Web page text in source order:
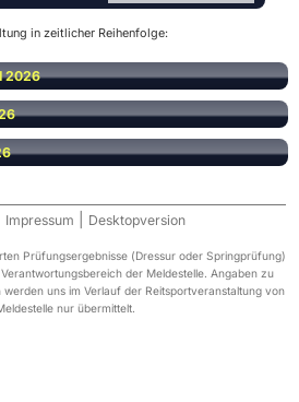
in zeitlicher Reihenfolge:
2026
Impressum Desktopversion
Prüfungsergebnisse (Dressur oder Springprüfung)
der Meldestelle. Angaben zu
uns im Verlauf der Reitsportveranstaltung von
nur übermittelt.